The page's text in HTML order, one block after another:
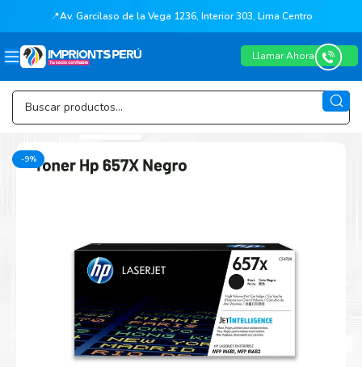
📍Av. Garcilaso de la Vega 1236, Interior 303, Lima Centro
Llamar Ahora
-9%